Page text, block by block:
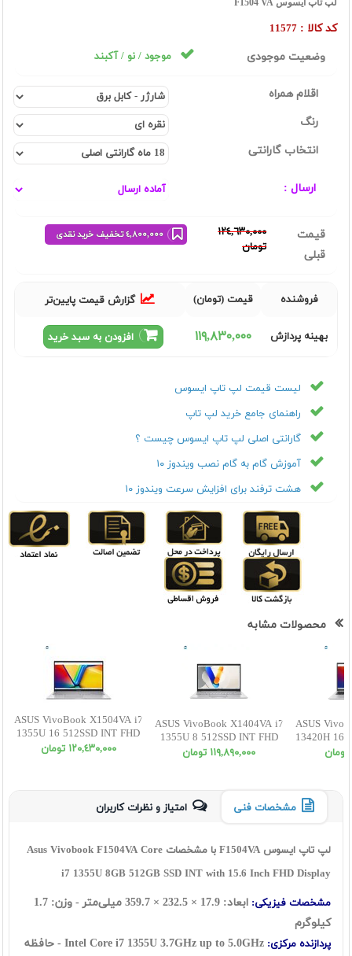
لپ تاپ ایسوس F1504 VA
کد کالا : 11577
وضعیت موجودی موجود / نو / آکبند
اقلام همراه
رنگ
انتخاب گارانتی
ارسال :
قیمت
قبلی
١٢٤,٦٣٠,٠٠٠
تومان
فروشنده قیمت (تومان) گزارش قیمت پایین‌تر
بهینه پردازش ١١٩,٨٣٠,٠٠٠ افزودن به سبد خرید
لیست قیمت لپ تاپ ایسوس
راهنمای جامع خرید لپ تاپ
گارانتی اصلی لپ تاپ ایسوس چیست ؟
آموزش گام به گام نصب ویندوز ۱۰
هشت ترفند برای افزایش سرعت ویندوز ۱۰
محصولات مشابه
ASUS VivoBook X1504VA i7
1355U 16 512SSD INT FHD
١٢٠,٤٣٠,٠٠٠ تومان
ASUS VivoBook X1404VA i7
1355U 8 512SSD INT FHD
١١٩,٨٩٠,٠٠٠ تومان
ASUS
13420H 16
مشخصات فنی امتیاز و نظرات کاربران
لپ تاپ ایسوس F1504VA با مشخصات Asus Vivobook F1504VA Core
i7 1355U 8GB 512GB SSD INT with 15.6 Inch FHD Display
مشخصات فیزیکی: ابعاد: 17.9
×
232.5
×
359.7
میلی‌متر - وزن: 1.7
کیلوگرم
پردازنده مرکزی:
Intel Core i7 1355U 3.7GHz up to 5.0GHz - حافظه